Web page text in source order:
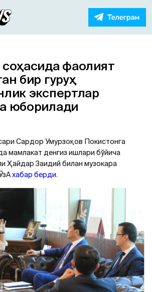
фаолият
бир гуруҳ
экспертлар
юборилади
Сардор Умурзоқов Покистонга
мамлакат денгиз ишлари бўйича
Ҳайдар Заидий билан музокара
хабар берди.